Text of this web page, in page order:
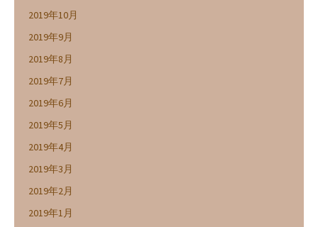
2019年10月
2019年9月
2019年8月
2019年7月
2019年6月
2019年5月
2019年4月
2019年3月
2019年2月
2019年1月